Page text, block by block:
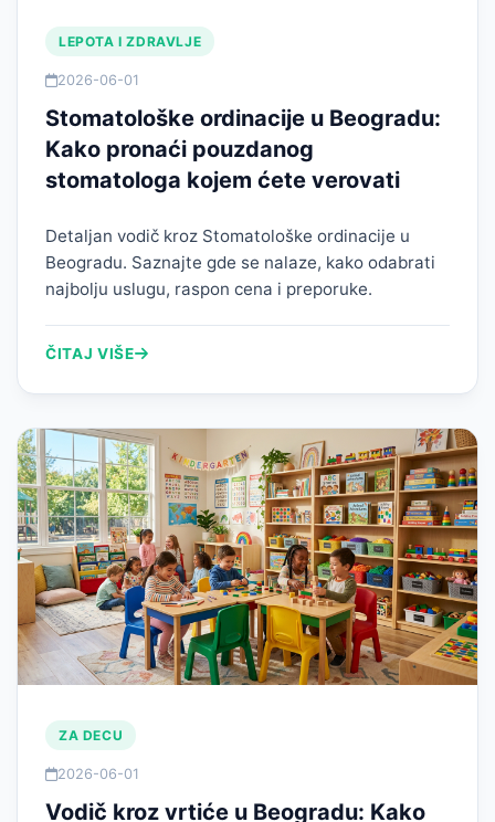
LEPOTA I ZDRAVLJE
2026-06-01
Stomatološke ordinacije u Beogradu:
Kako pronaći pouzdanog
stomatologa kojem ćete verovati
Detaljan vodič kroz Stomatološke ordinacije u
Beogradu. Saznajte gde se nalaze, kako odabrati
najbolju uslugu, raspon cena i preporuke.
ČITAJ VIŠE
ZA DECU
2026-06-01
Vodič kroz vrtiće u Beogradu: Kako